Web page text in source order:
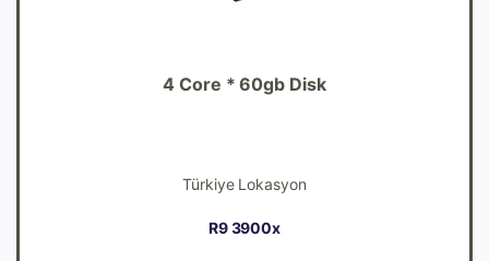
4 Core * 60gb Disk
Türkiye Lokasyon
R9 3900x